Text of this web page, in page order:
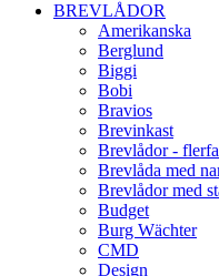
BREVLÅDOR
Amerikanska
Berglund
Biggi
Bobi
Bravios
Brevinkast
Brevlådor -
Brevlåda med
Brevlådor med
Budget
Burg Wächter
CMD
Design